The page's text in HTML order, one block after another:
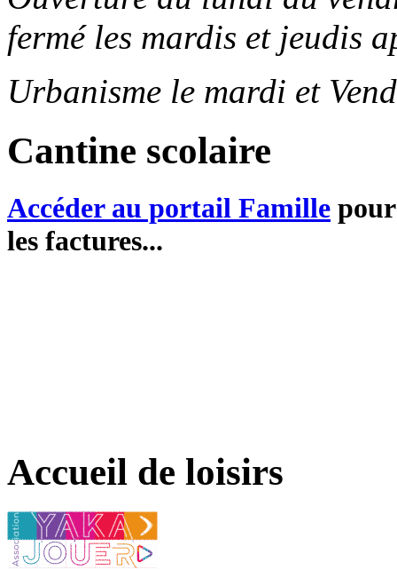
fermé les mardis et jeudis
Urbanisme le mardi et
Cantine scolaire
Accéder au portail Famille
les factures...
Accueil de loisirs